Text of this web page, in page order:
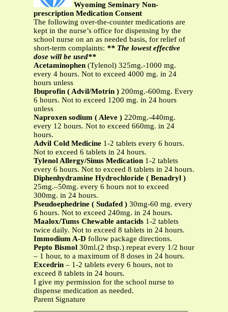
Wyoming Seminary Non-
prescription Medication Consent
The following over-the-counter medications are
kept in the nurse’s office for dispensing by the
school nurse on an as needed basis, for relief of
short-term complaints: ** The lowest effective
dose will be used**
Acetaminophen (Tylenol) 325mg.-1000 mg.
every 4 hours. Not to exceed 4000 mg. in 24
hours unless
Ibuprofin ( Advil/Motrin ) 200mg.-600mg. Every
6 hours. Not to exceed 1200 mg. in 24 hours
unless
Naproxen sodium ( Aleve ) 220mg.-440mg.
every 12 hours. Not to exceed 660mg. in 24
hours.
Advil Cold Medicine 1-2 tablets every 6 hours.
Not to exceed 6 tablets in 24 hours.
Tylenol Allergy/Sinus Medication 1-2 tablets
every 6 hours. Not to exceed 8 tablets in 24 hours.
Diphenhydramine Hydrochloride ( Benadryl )
25mg.–50mg. every 6 hours not to exceed
300mg. in 24 hours.
Pseudoephedrine ( Sudafed ) 30mg-60 mg. every
6 hours. Not to exceed 240mg. in 24 hours.
Maalox/Tums Chewable antacids 1-2 tablets
twice daily. Not to exceed 8 tablets in 24 hours.
Immodium A-D follow package directions.
Pepto Bismol 30ml.(2 tbsp.) repeat every 1/2 hour
– 1 hour, to a maximum of 8 doses in 24 hours.
Excedrin – 1-2 tablets every 6 hours, not to
exceed 8 tablets in 24 hours.
I give my permission for the school nurse to
dispense medication as needed.
Parent Signature